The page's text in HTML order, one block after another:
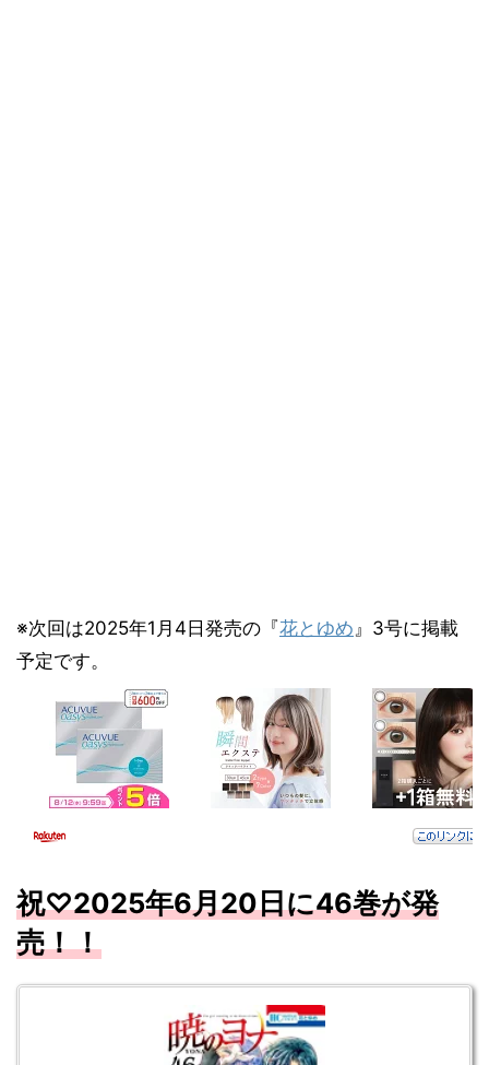
※次回は2025年1月4日発売の『花とゆめ』3号に掲載
予定です。
祝♡2025年6月20日に46巻が発
売！！